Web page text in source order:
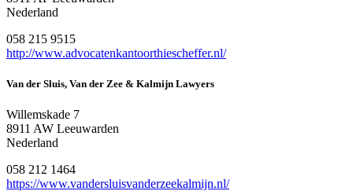
Nederland
058 215 9515
http://www.advocatenkantoorthiescheffer.nl/
Van der Sluis, Van der Zee & Kalmijn Lawyers
Willemskade 7
8911 AW Leeuwarden
Nederland
058 212 1464
https://www.vandersluisvanderzeekalmijn.nl/